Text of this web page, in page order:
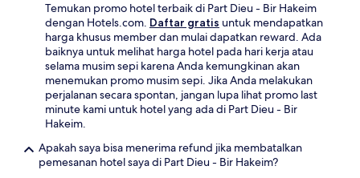
Temukan promo hotel terbaik di Part Dieu - Bir Hakeim
dengan Hotels.com. Daftar gratis untuk mendapatkan
harga khusus member dan mulai dapatkan reward. Ada
baiknya untuk melihat harga hotel pada hari kerja atau
selama musim sepi karena Anda kemungkinan akan
menemukan promo musim sepi. Jika Anda melakukan
perjalanan secara spontan, jangan lupa lihat promo last
minute kami untuk hotel yang ada di Part Dieu - Bir
Hakeim.
Apakah saya bisa menerima refund jika membatalkan
pemesanan hotel saya di Part Dieu - Bir Hakeim?